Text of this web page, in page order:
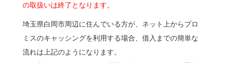
の取扱いは終了となります。
埼玉県白岡市周辺に住んでいる方が、ネット上からプロ
ミスのキャッシングを利用する場合、借入までの簡単な
流れは上記のようになります。